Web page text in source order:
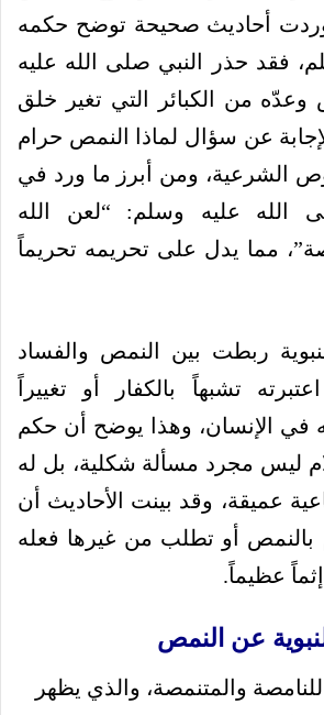
أحاديث صحيحة توضح حكمه
فقد حذر النبي صلى الله عليه
من الكبائر التي تغير خلق
عن سؤال لماذا النمص حرام
الشرعية، ومن أبرز ما ورد في
الله عليه وسلم: “لعن الله
مما يدل على تحريمه تحريماً
ربطت بين النمص والفساد
تشبهاً بالكفار أو تغييراً
في الإنسان، وهذا يوضح أن حكم
ليس مجرد مسألة شكلية، بل له
عميقة، وقد بينت الأحاديث أن
بالنمص أو تطلب من غيرها فعله
عظيماً.
عن النمص
والمتنمصة، والذي يظهر